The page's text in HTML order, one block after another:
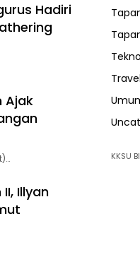
Hadiri
Ajak
Illyan
Travel
KKSU BI